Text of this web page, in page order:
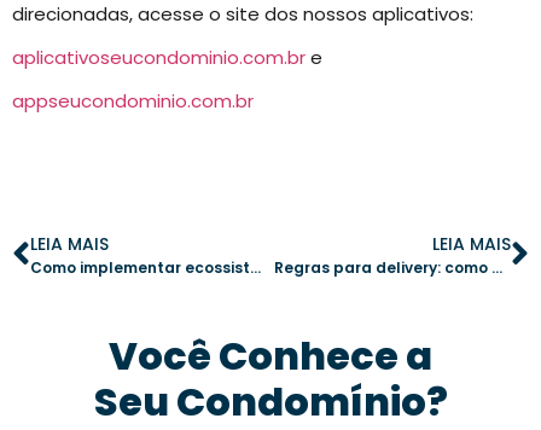
direcionadas, acesse o site dos nossos aplicativos:
aplicativoseucondominio.com.bre
appseucondominio.com.br
LEIA MAIS
Como implementar ecossistemas colaborativos em condomínios e fortalecer a convivência
LEIA MAIS
Regras para delivery: como modernizar e organizar condomínios residenciais
Você Conhece a
Seu Condomínio?